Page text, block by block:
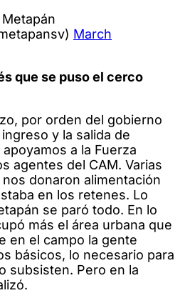
March
que se puso el cerco
por orden del gobierno
y la salida de
a la Fuerza
agentes del CAM. Varias
donaron alimentación
en los retenes. Lo
se paró todo. En lo
más el área urbana que
en el campo la gente
básicos, lo necesario para
subsisten. Pero en la